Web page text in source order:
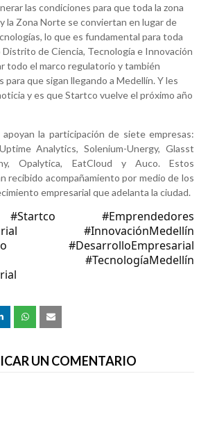
las condiciones para que toda la zona
la Zona Norte se conviertan en lugar de
lo que es fundamental para toda
de Ciencia, Tecnología e Innovación
todo el marco regulatorio y también
que sigan llegando a Medellín. Y les
y es que Startco vuelve el próximo año
la participación de siete empresas:
Analytics, Solenium-Unergy, Glasst
Opalytica, EatCloud y Auco. Estos
recibido acompañamiento por medio de los
empresarial que adelanta la ciudad.
#Startco #Emprendedores
#InnovaciónMedellín
#DesarrolloEmpresarial
#TecnologíaMedellín
UN COMENTARIO